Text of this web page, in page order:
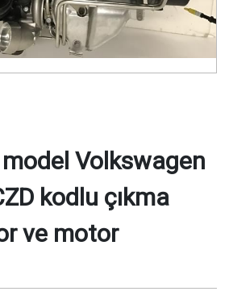
Volkswagen
kodlu çıkma
ve motor